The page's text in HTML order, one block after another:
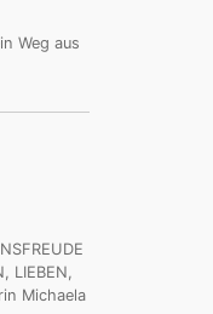
Weg aus
LIEBEN,
Michaela